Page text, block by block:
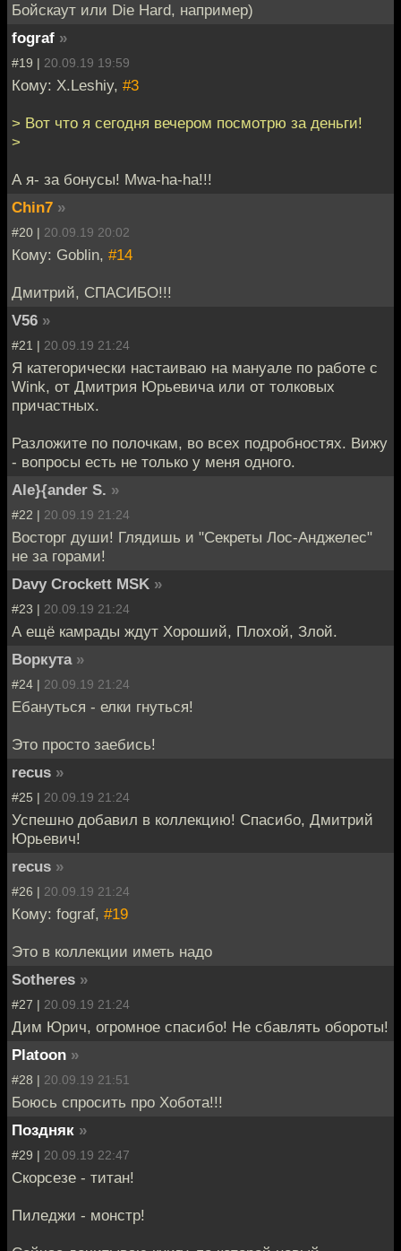
Бойскаут или Die Hard, например)
fograf »
#19 | 20.09.19 19:59
Кому: X.Leshiy, #3
> Вот что я сегодня вечером посмотрю за деньги!
>
А я- за бонусы! Mwa-ha-ha!!!
Chin7 »
#20 | 20.09.19 20:02
Кому: Goblin, #14
Дмитрий, СПАСИБО!!!
V56 »
#21 | 20.09.19 21:24
Я категорически настаиваю на мануале по работе с
Wink, от Дмитрия Юрьевича или от толковых
причастных.
Разложите по полочкам, во всех подробностях. Вижу
- вопросы есть не только у меня одного.
Ale}{ander S. »
#22 | 20.09.19 21:24
Восторг души! Глядишь и "Секреты Лос-Анджелес"
не за горами!
Davy Crockett MSK »
#23 | 20.09.19 21:24
А ещё камрады ждут Хороший, Плохой, Злой.
Воркута »
#24 | 20.09.19 21:24
Ебануться - елки гнуться!
Это просто заебись!
recus »
#25 | 20.09.19 21:24
Успешно добавил в коллекцию! Спасибо, Дмитрий
Юрьевич!
recus »
#26 | 20.09.19 21:24
Кому: fograf, #19
Это в коллекции иметь надо
Sotheres »
#27 | 20.09.19 21:24
Дим Юрич, огромное спасибо! Не сбавлять обороты!
Platoon »
#28 | 20.09.19 21:51
Боюсь спросить про Хобота!!!
Поздняк »
#29 | 20.09.19 22:47
Скорсезе - титан!
Пиледжи - монстр!